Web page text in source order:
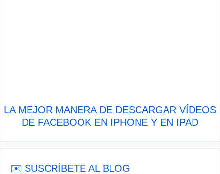
LA MEJOR MANERA DE DESCARGAR VÍDEOS
DE FACEBOOK EN IPHONE Y EN IPAD
✉️ SUSCRÍBETE AL BLOG